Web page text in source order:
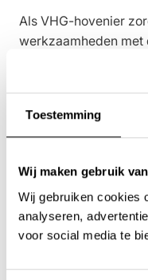
Toestemming
Wij maken gebruik
Wij gebruiken cookies
analyseren,
voor social media te
Als VHG-hovenier
werkzaamheden
uitgevoerd. Wij
goederen en
Als er
Mocht u om wat voor
kunt u de zaak